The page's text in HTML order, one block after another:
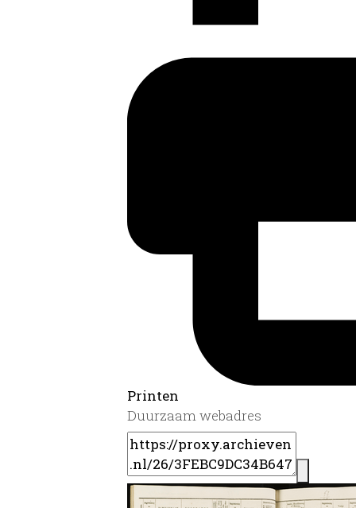
Printen
Duurzaam webadres